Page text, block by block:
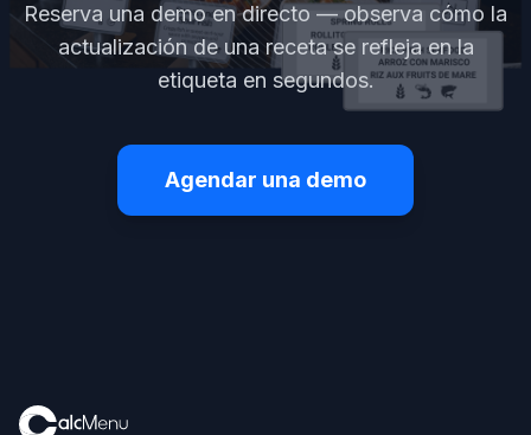
Reserva una demo en directo — observa cómo la
actualización de una receta se refleja en la
etiqueta en segundos.
Agendar una demo